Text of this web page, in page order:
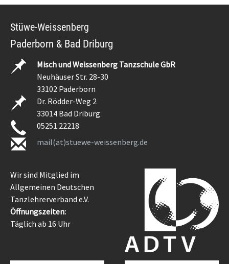
Stüwe-Weissenberg
Paderborn & Bad Driburg
Misch und Weissenberg Tanzschule GbR
Neuhäuser Str. 28-30
33102 Paderborn
Dr. Rödder-Weg 2
33014 Bad Driburg
05251.22218
mail(at)stuewe-weissenberg.de
Wir sind Mitglied im
Allgemeinen Deutschen
Tanzlehrerverband e.V.
Öffnungszeiten:
Täglich ab 16 Uhr